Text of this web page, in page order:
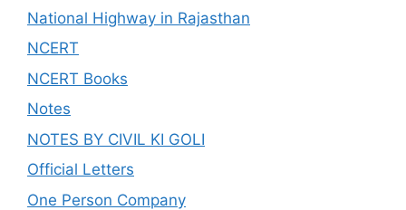
National Highway in Rajasthan
NCERT
NCERT Books
Notes
NOTES BY CIVIL KI GOLI
Official Letters
One Person Company